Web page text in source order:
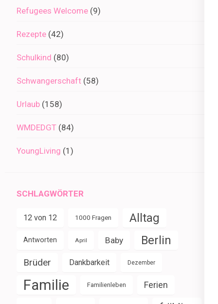
Refugees Welcome (9)
Rezepte (42)
Schulkind (80)
Schwangerschaft (58)
Urlaub (158)
WMDEDGT (84)
YoungLiving (1)
SCHLAGWÖRTER
12 von 12 1000 Fragen Alltag
Antworten April Baby Berlin
Brüder Dankbarkeit Dezember
Familie Familienleben Ferien